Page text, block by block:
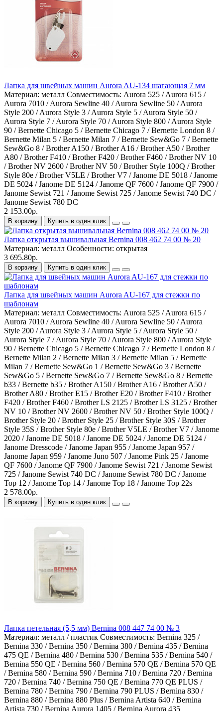
Лапка для швейных машин Aurora AU-134 шагающая 7 мм
Материал: металл Совместимость: Aurora 525 / Aurora 615 /
Aurora 7010 / Aurora Sewline 40 / Aurora Sewline 50 / Aurora
Style 200 / Aurora Style 3 / Aurora Style 5 / Aurora Style 50 /
Aurora Style 7 / Aurora Style 70 / Aurora Style 800 / Aurora Style
90 / Bernette Chicago 5 / Bernette Chicago 7 / Bernette London 8 /
Bernette Milan 5 / Bernette Milan 7 / Bernette Sew&Go 7 / Bernette
Sew&Go 8 / Brother A150 / Brother A16 / Brother A50 / Brother
A80 / Brother F410 / Brother F420 / Brother F460 / Brother NV 10
/ Brother NV 2600 / Brother NV 50 / Brother Style 100Q / Brother
Style 80e / Brother V5LE / Brother V7 / Janome DE 5018 / Janome
DE 5024 / Janome DE 5124 / Janome QF 7600 / Janome QF 7900 /
Janome Sewist 721 / Janome Sewist 725 / Janome Sewist 740 DC /
Janome Sewist 780 DC
2 153.00р.
В корзину Купить в один клик
Лапка открытая вышивальная Bernina 008 462 74 00 № 20
Материал: металл Особенности: открытая
3 695.80р.
В корзину Купить в один клик
Лапка для швейных машин Aurora AU-167 для стежки по
шаблонам
Материал: металл Совместимость: Aurora 525 / Aurora 615 /
Aurora 7010 / Aurora Sewline 40 / Aurora Sewline 50 / Aurora
Style 200 / Aurora Style 3 / Aurora Style 5 / Aurora Style 50 /
Aurora Style 7 / Aurora Style 70 / Aurora Style 800 / Aurora Style
90 / Bernette Chicago 5 / Bernette Chicago 7 / Bernette London 8 /
Bernette Milan 2 / Bernette Milan 3 / Bernette Milan 5 / Bernette
Milan 7 / Bernette Sew&Go 1 / Bernette Sew&Go 3 / Bernette
Sew&Go 5 / Bernette Sew&Go 7 / Bernette Sew&Go 8 / Bernette
b33 / Bernette b35 / Brother A150 / Brother A16 / Brother A50 /
Brother A80 / Brother E15 / Brother E20 / Brother F410 / Brother
F420 / Brother F460 / Brother LS 2125 / Brother LS 3125 / Brother
NV 10 / Brother NV 2600 / Brother NV 50 / Brother Style 100Q /
Brother Style 20 / Brother Style 25 / Brother Style 30S / Brother
Style 35S / Brother Style 80e / Brother V5LE / Brother V7 / Janome
2020 / Janome DE 5018 / Janome DE 5024 / Janome DE 5124 /
Janome Dresscode / Janome Japan 955 / Janome Japan 957 /
Janome Japan 959 / Janome Juno 507 / Janome Pink 25 / Janome
QF 7600 / Janome QF 7900 / Janome Sewist 721 / Janome Sewist
725 / Janome Sewist 740 DC / Janome Sewist 780 DC / Janome
Top 12 / Janome Top 14 / Janome Top 18 / Janome Top 22s
2 578.00р.
В корзину Купить в один клик
Лапка петельная (5,5 мм) Bernina 008 447 74 00 № 3
Материал: металл / пластик Совместимость: Bernina 325 /
Bernina 330 / Bernina 350 / Bernina 380 / Bernina 435 / Bernina
475 QE / Bernina 480 / Bernina 530 / Bernina 535 / Bernina 540 /
Bernina 550 QE / Bernina 560 / Bernina 570 QE / Bernina 570 QE
/ Bernina 580 / Bernina 590 / Bernina 710 / Bernina 720 / Bernina
720 / Bernina 740 / Bernina 750 QE / Bernina 770 QE PLUS /
Bernina 780 / Bernina 790 / Bernina 790 PLUS / Bernina 830 /
Bernina 880 / Bernina 880 Plus / Bernina Artista 640 / Bernina
Artista 730 / Bernina Aurora 1405 / Bernina Aurora 435